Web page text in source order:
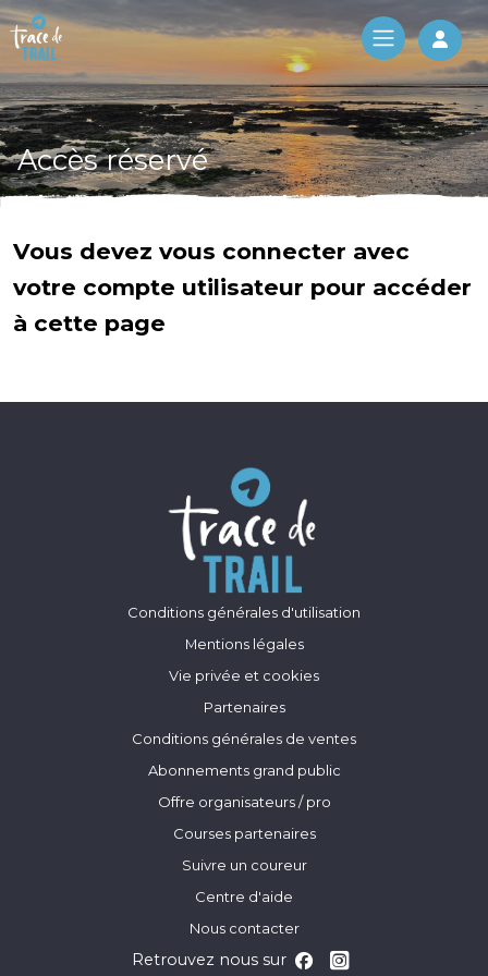
Log
Accès réservé
Vous devez vous connecter avec
votre compte utilisateur pour accéder
à cette page
Conditions générales d'utilisation
Mentions légales
Vie privée et cookies
Partenaires
Conditions générales de ventes
Abonnements grand public
Offre organisateurs / pro
Courses partenaires
Suivre un coureur
Centre d'aide
Nous contacter
Retrouvez nous sur